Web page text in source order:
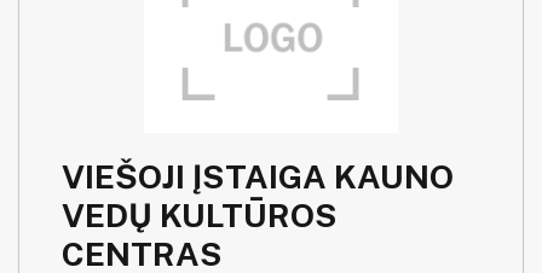
VIEŠOJI ĮSTAIGA KAUNO
VEDŲ KULTŪROS
CENTRAS